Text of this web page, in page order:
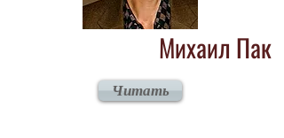
Михаил Пак
Читать